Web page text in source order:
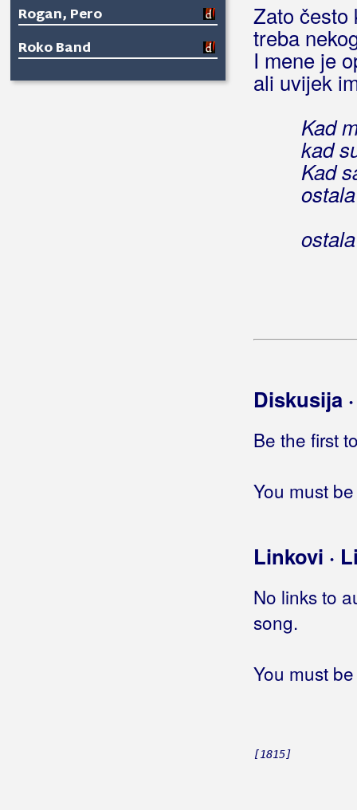
Rogan, Pero
Roko Band
Roko Dalmato
Zato često
treba
I mene je
ali uvijek
Kad
kad
Kad
Diskusija
Be the first
You must
Linkovi ·
No links to
song.
You must
[1815]